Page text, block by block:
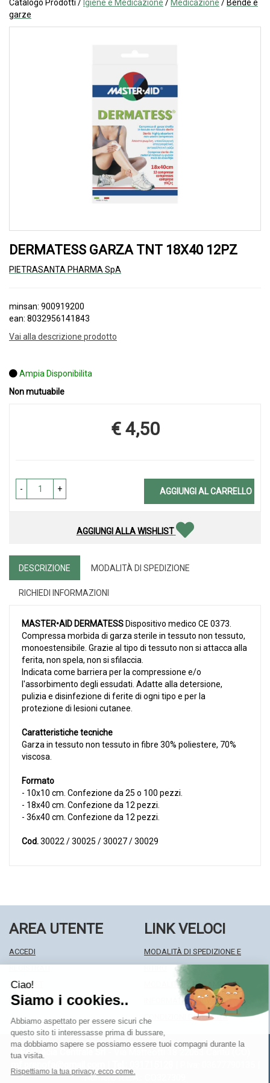
Catalogo Prodotti / Igiene e Medicazione / Medicazione / Bende e
garze
DERMATESS GARZA TNT 18X40 12PZ
PIETRASANTA PHARMA SpA
minsan: 900919200
ean: 8032956141843
Vai alla descrizione prodotto
Ampia Disponibilita
Non mutuabile
Prezzo
€ 4,50
- + AGGIUNGI AL CARRELLO
AGGIUNGI ALLA WISHLIST
DESCRIZIONE MODALITÀ DI SPEDIZIONE
RICHIEDI INFORMAZIONI
MASTER•AID DERMATESS Dispositivo medico CE 0373.
Compressa morbida di garza sterile in tessuto non tessuto,
monoestensibile. Grazie al tipo di tessuto non si attacca alla
ferita, non spela, non si sfilaccia.
Indicata come barriera per la compressione e/o
l'assorbimento degli essudati. Adatte alla detersione,
pulizia e disinfezione di ferite di ogni tipo e per la
protezione di lesioni cutanee.
Caratteristiche tecniche
Garza in tessuto non tessuto in fibre 30% poliestere, 70%
viscosa.
Formato
- 10x10 cm. Confezione da 25 o 100 pezzi.
- 18x40 cm. Confezione da 12 pezzi.
- 36x40 cm. Confezione da 12 pezzi.
Cod.30022 / 30025 / 30027 / 30029
AREA UTENTE
ACCEDI
WISHLIST
ISCRIZIONE ALLA NEWSLETTER
LINK VELOCI
MODALITÀ DI SPEDIZIONE E
MODALITÀ DI PAGAMENTO
INFORMATIVA PRIVACY
CONDIZIONI DI VENDITA
Farmacia Centrale Srl
Numero R.E.A.: CO327309